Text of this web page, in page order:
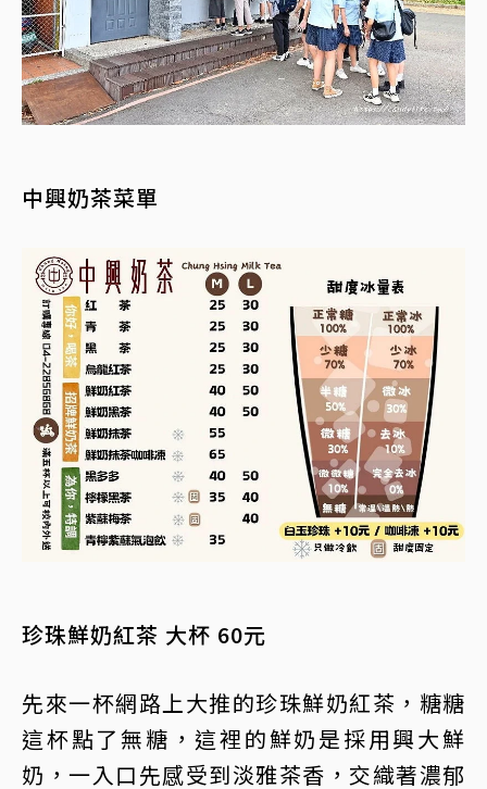
中興奶茶菜單
珍珠鮮奶紅茶 大杯 60元
先來一杯網路上大推的珍珠鮮奶紅茶，糖糖
這杯點了無糖，這裡的鮮奶是採用興大鮮
奶，一入口先感受到淡雅茶香，交織著濃郁